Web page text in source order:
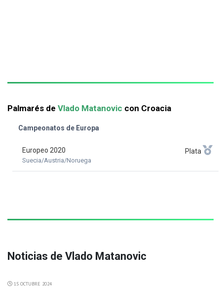
Palmarés de Vlado Matanovic con Croacia
Campeonatos de Europa
Europeo 2020
Suecia/Austria/Noruega
Plata
Noticias de Vlado Matanovic
15 OCTUBRE 2024